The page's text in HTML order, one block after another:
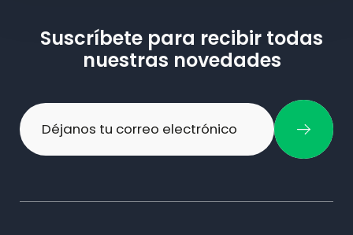
Suscríbete para recibir todas
nuestras novedades